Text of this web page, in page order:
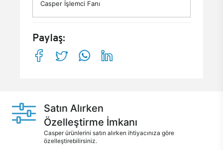
Casper İşlemci Fanı
Paylaş:
Satın Alırken
Özelleştirme İmkanı
Casper ürünlerini satın alırken ihtiyacınıza göre
özelleştirebilirsiniz.